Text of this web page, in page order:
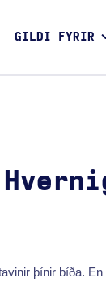
GILDI FYRIR
þínir bíða.